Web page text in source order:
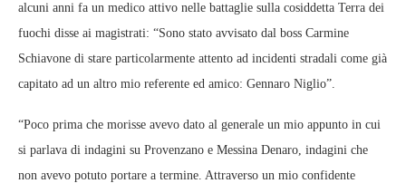
alcuni anni fa un medico attivo nelle battaglie sulla cosiddetta Terra dei
fuochi disse ai magistrati: “Sono stato avvisato dal boss Carmine
Schiavone di stare particolarmente attento ad incidenti stradali come già
capitato ad un altro mio referente ed amico: Gennaro Niglio”.
“Poco prima che morisse avevo dato al generale un mio appunto in cui
si parlava di indagini su Provenzano e Messina Denaro, indagini che
non avevo potuto portare a termine. Attraverso un mio confidente